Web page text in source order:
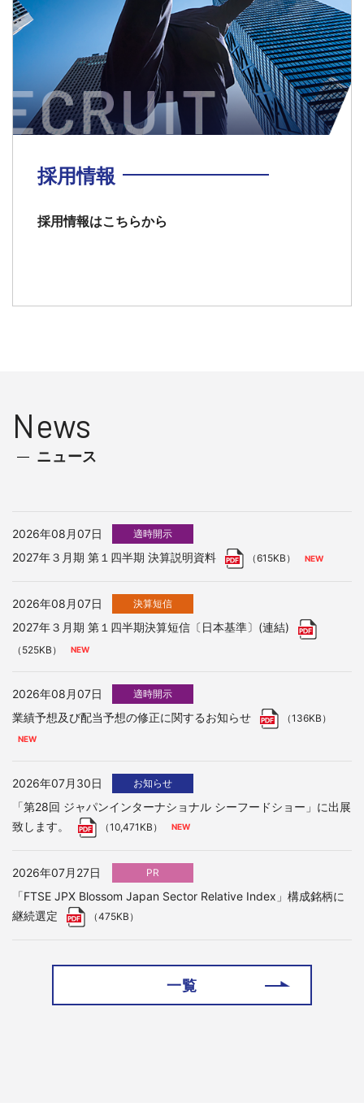
採用情報
採用情報はこちらから
News
ニュース
2026年08月07日 適時開示
2027年３月期 第１四半期 決算説明資料 （615KB）
2026年08月07日 決算短信
2027年３月期 第１四半期決算短信〔日本基準〕(連結)
（525KB）
2026年08月07日 適時開示
業績予想及び配当予想の修正に関するお知らせ （136KB）
2026年07月30日 お知らせ
「第28回 ジャパンインターナショナル シーフードショー」に出展
致します。
（10,471KB）
2026年07月27日 PR
「FTSE JPX Blossom Japan Sector Relative Index」構成銘柄に
継続選定
（475KB）
一覧